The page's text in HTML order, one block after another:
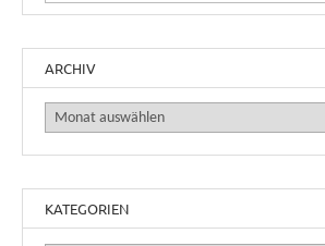
ARCHIV
Archiv
KATEGORIEN